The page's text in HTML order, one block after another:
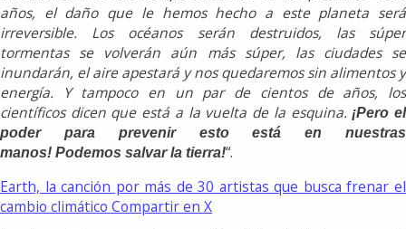
años, el daño que le hemos hecho a este planeta será
irreversible. Los océanos serán destruidos, las súper
tormentas se volverán aún más súper, las ciudades se
inundarán, el aire apestará y nos quedaremos sin alimentos y
energía. Y tampoco en un par de cientos de años, los
científicos dicen que está a la vuelta de la esquina.¡Pero el
poder para prevenir esto está en nuestras
manos! Podemos salvar la tierra!“.
Earth, la canción por más de 30 artistas que busca frenar el
cambio climático Compartir en X